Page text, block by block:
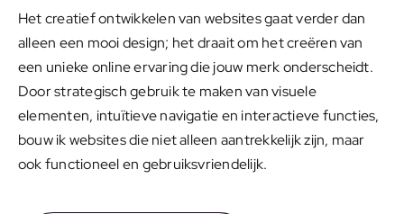
Het creatief ontwikkelen van websites gaat verder dan
alleen een mooi design; het draait om het creëren van
een unieke online ervaring die jouw merk onderscheidt.
Door strategisch gebruik te maken van visuele
elementen, intuïtieve navigatie en interactieve functies,
bouw ik websites die niet alleen aantrekkelijk zijn, maar
ook functioneel en gebruiksvriendelijk.